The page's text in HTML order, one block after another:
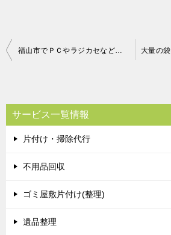
投
ビ
ゲ
ー
シ
福山市でＰＣやラジカセなど回収のご依頼 お客様の声
サービス一覧情報
片付け・掃除代行
不用品回収
ゴミ屋敷片付け(整理)
遺品整理